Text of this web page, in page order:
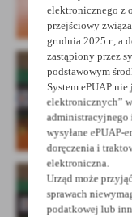
elektronicznego z
przejściowy
grudnia 2025 r., a
zastąpiony przez
podstawowym
System ePUAP nie
elektronicznych”
administracyjnego
wysyłane ePUAP-
doręczenia i
elektroniczna.
Urząd może
sprawach
podatkowej lub